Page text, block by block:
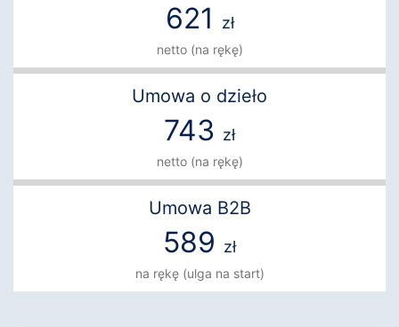
621 zł
netto (na rękę)
Umowa o dzieło
743 zł
netto (na rękę)
Umowa B2B
589 zł
na rękę (ulga na start)